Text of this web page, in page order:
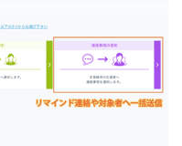
となります
個人情報の取り扱いについて
同意のうえ
登録する